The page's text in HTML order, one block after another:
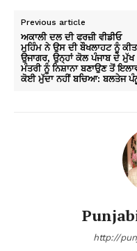
Previous article
ਅਕਾਲੀ ਦਲ ਦੀ ਫਰਜ਼ੀ ਵੀਡੀਓ
ਮੁਹਿੰਮ ਨੇ ਉਸ ਦੀ ਬੌਖਲਾਹਟ ਨੂੰ
ਉਜਾਗਰ, ਉਨ੍ਹਾਂ ਕੋਲ ਪੰਜਾਬ ਦੇ ਮੁੱਖ
ਮੰਤਰੀ ਨੂੰ ਨਿਸ਼ਾਨਾ ਬਣਾਉਣ ਤੋਂ
ਕੋਈ ਮੁੱਦਾ ਨਹੀਂ ਬਚਿਆ: ਬਲਤੇਜ
http://